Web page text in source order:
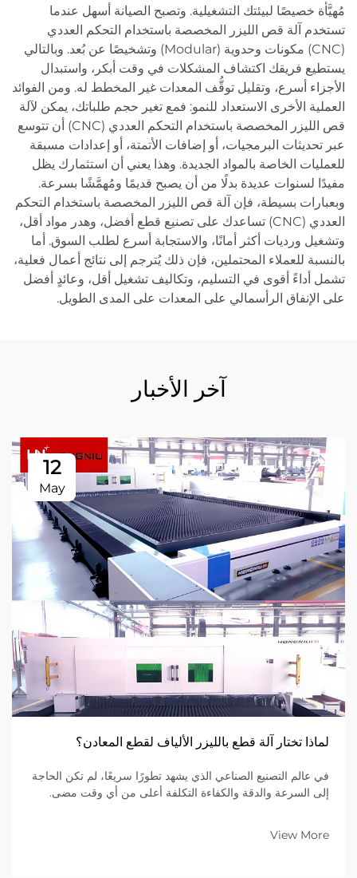
مُهيَّأة خصيصًا لبيئتك التشغيلية. وتصبح الصيانة أسهل عندما
تستخدم آلة قص الليزر المخصصة باستخدام التحكم العددي
(CNC) مكونات وحدوية (Modular) وتشخيصًا عن بُعد. وبالتالي
يستطيع فريقك اكتشاف المشكلات في وقت أبكر، واستبدال
الأجزاء أسرع، وتقليل توقُّف المعدات غير المخطط له. ومن الفوائد
العملية الأخرى الاستعداد للنمو: فمع تغير حجم طلباتك، يمكن لآلة
قص الليزر المخصصة باستخدام التحكم العددي (CNC) أن تتوسع
عبر تحديثات البرمجيات، أو إضافات الأتمتة، أو إعدادات مسبقة
للعمليات الخاصة بالمواد الجديدة. وهذا يعني أن استثمارك يظل
مفيدًا لسنوات عديدة بدلًا من أن يصبح قديمًا ومُهمَّشًا بسرعة.
وبعبارات بسيطة، فإن آلة قص الليزر المخصصة باستخدام التحكم
العددي (CNC) تساعدك على تصنيع قطع أفضل، وهدر مواد أقل،
وتشغيل ورديات أكثر أمانًا، والاستجابة أسرع لطلب السوق. أما
بالنسبة للعملاء المحتملين، فإن ذلك يُترجم إلى نتائج أعمال فعلية،
تشمل أداءً أقوى في التسليم، وتكاليف تشغيل أقل، وعائدٍ أفضل
على الإنفاق الرأسمالي على المعدات على المدى الطويل.
آخر الأخبار
12
May
لماذا تختار آلة قطع بالليزر الألياف لقطع المعادن؟
في عالم التصنيع الصناعي الذي يشهد تطورًا سريعًا، لم تكن الحاجة
إلى السرعة والدقة والكفاءة التكلفة أعلى من أي وقت مضى.
استراتيجيًّا أساسيًّا...
View More